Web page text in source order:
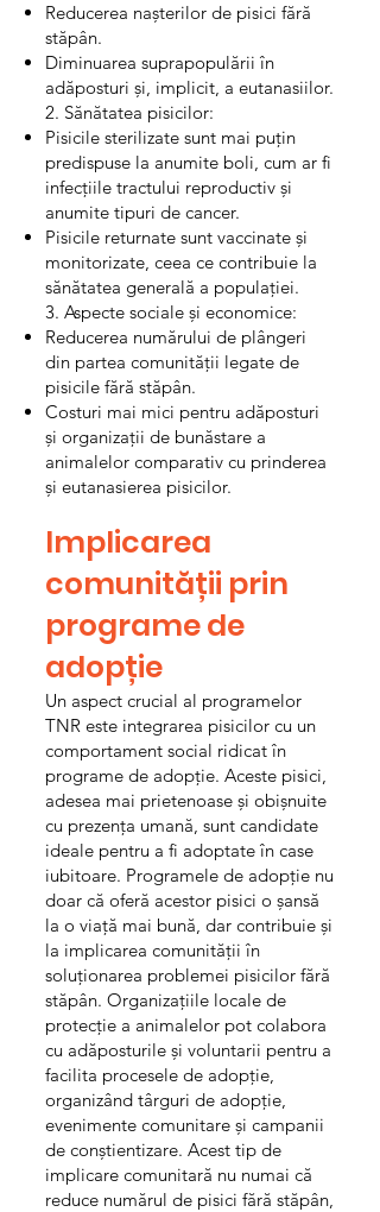
Reducerea nașterilor de pisici fără
stăpân.
Diminuarea suprapopulării în
adăposturi și, implicit, a eutanasiilor.
2. Sănătatea pisicilor:
Pisicile sterilizate sunt mai puțin
predispuse la anumite boli, cum ar fi
infecțiile tractului reproductiv și
anumite tipuri de cancer.
Pisicile returnate sunt vaccinate și
monitorizate, ceea ce contribuie la
sănătatea generală a populației.
3. Aspecte sociale și economice:
Reducerea numărului de plângeri
din partea comunității legate de
pisicile fără stăpân.
Costuri mai mici pentru adăposturi
și organizații de bunăstare a
animalelor comparativ cu prinderea
și eutanasierea pisicilor.
Implicarea
comunității prin
programe de
adopție
Un aspect crucial al programelor
TNR este integrarea pisicilor cu un
comportament social ridicat în
programe de adopție. Aceste pisici,
adesea mai prietenoase și obișnuite
cu prezența umană, sunt candidate
ideale pentru a fi adoptate în case
iubitoare. Programele de adopție nu
doar că oferă acestor pisici o șansă
la o viață mai bună, dar contribuie și
la implicarea comunității în
soluționarea problemei pisicilor fără
stăpân. Organizațiile locale de
protecție a animalelor pot colabora
cu adăposturile și voluntarii pentru a
facilita procesele de adopție,
organizând târguri de adopție,
evenimente comunitare și campanii
de conștientizare. Acest tip de
implicare comunitară nu numai că
reduce numărul de pisici fără stăpân,